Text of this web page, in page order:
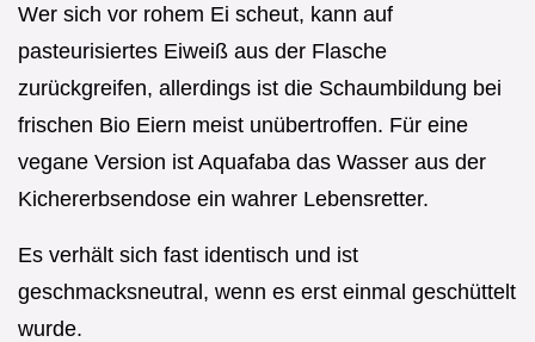
Wer sich vor rohem Ei scheut, kann auf
pasteurisiertes Eiweiß aus der Flasche
zurückgreifen, allerdings ist die Schaumbildung bei
frischen Bio Eiern meist unübertroffen. Für eine
vegane Version ist Aquafaba das Wasser aus der
Kichererbsendose ein wahrer Lebensretter.
Es verhält sich fast identisch und ist
geschmacksneutral, wenn es erst einmal geschüttelt
wurde.